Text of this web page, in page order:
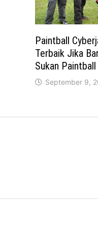
Paintball
Terbaik Jika
Sukan Paintball
September 9,